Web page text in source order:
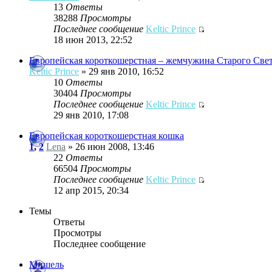
13 Ответы
38288 Просмотры
Последнее сообщение Keltic Prince
18 июн 2013, 22:52
Европейская короткошерстная – жемчужина Старого
Keltic Prince » 29 янв 2010, 16:52
10 Ответы
30404 Просмотры
Последнее сообщение Keltic Prince
29 янв 2010, 17:08
Европейская короткошерстная кошка
1,2 Lena » 26 июн 2008, 13:46
22 Ответы
66504 Просмотры
Последнее сообщение Keltic Prince
12 апр 2015, 20:34
Темы
Ответы
Просмотры
Последнее сообщение
Мишель